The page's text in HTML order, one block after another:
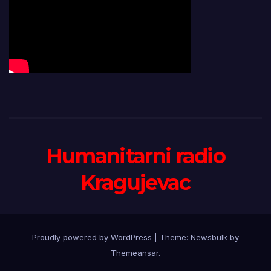
Humanitarni radio
Kragujevac
Proudly powered by WordPress Theme: Newsbulk by
Themeansar.